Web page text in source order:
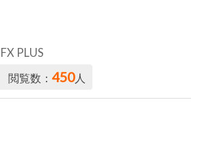
PLUS
閲覧数：450人